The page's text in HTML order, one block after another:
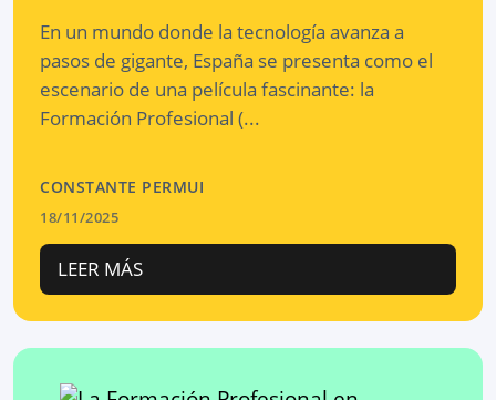
En un mundo donde la tecnología avanza a
pasos de gigante, España se presenta como el
escenario de una película fascinante: la
Formación Profesional (...
CONSTANTE PERMUI
18/11/2025
LEER MÁS